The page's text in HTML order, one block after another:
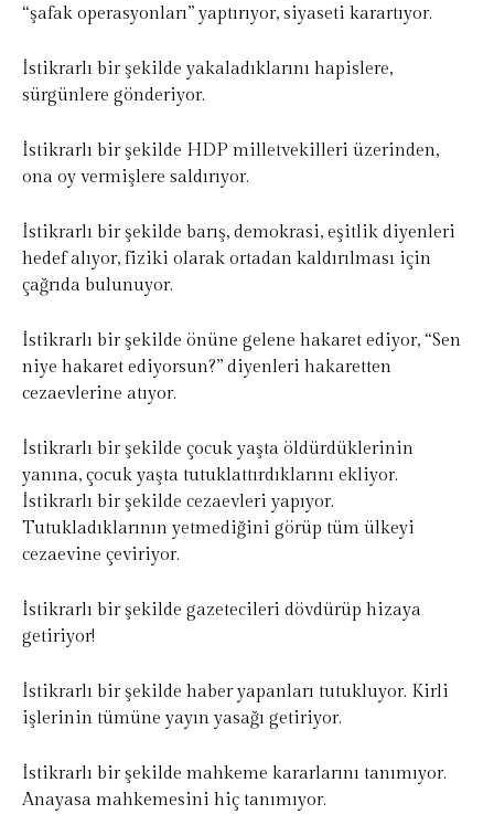
“şafak operasyonları” yaptırıyor, siyaseti karartıyor.
İstikrarlı bir şekilde yakaladıklarını hapislere,
sürgünlere gönderiyor.
İstikrarlı bir şekilde HDP milletvekilleri üzerinden,
ona oy vermişlere saldırıyor.
İstikrarlı bir şekilde barış, demokrasi, eşitlik diyenleri
hedef alıyor, fiziki olarak ortadan kaldırılması için
çağrıda bulunuyor.
İstikrarlı bir şekilde önüne gelene hakaret ediyor, “Sen
niye hakaret ediyorsun?” diyenleri hakaretten
cezaevlerine atıyor.
İstikrarlı bir şekilde çocuk yaşta öldürdüklerinin
yanına, çocuk yaşta tutuklattırdıklarını ekliyor.
İstikrarlı bir şekilde cezaevleri yapıyor.
Tutukladıklarının yetmediğini görüp tüm ülkeyi
cezaevine çeviriyor.
İstikrarlı bir şekilde gazetecileri dövdürüp hizaya
getiriyor!
İstikrarlı bir şekilde haber yapanları tutukluyor. Kirli
işlerinin tümüne yayın yasağı getiriyor.
İstikrarlı bir şekilde mahkeme kararlarını tanımıyor.
Anayasa mahkemesini hiç tanımıyor.